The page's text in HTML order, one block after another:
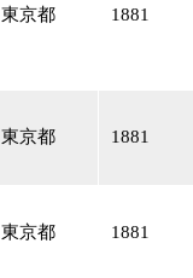
東京都 1881
東京都 1881
東京都 1881